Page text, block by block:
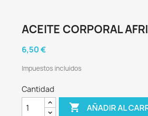
ACEITE CORPORAL
6,50 €
Impuestos incluidos
Cantidad
 AÑADIR AL